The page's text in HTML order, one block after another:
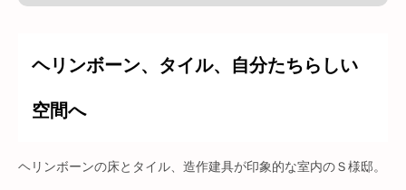
ヘリンボーン、タイル、自分たちらしい
空間へ
ヘリンボーンの床とタイル、造作建具が印象的な室内のＳ様邸。